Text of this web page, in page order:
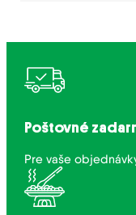
Poštovné
Pre vaše